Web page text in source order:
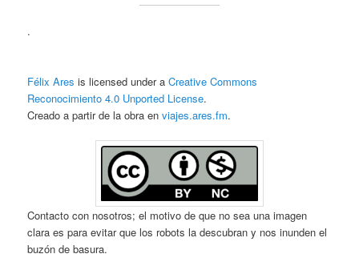
.
Félix Aresis licensed under aCreative Commons
Reconocimiento 4.0 Unported License.
Creado a partir de la obra enviajes.ares.fm.
Contacto con nosotros; el motivo de que no sea una imagen
clara es para evitar que los robots la descubran y nos inunden el
buzón de basura.